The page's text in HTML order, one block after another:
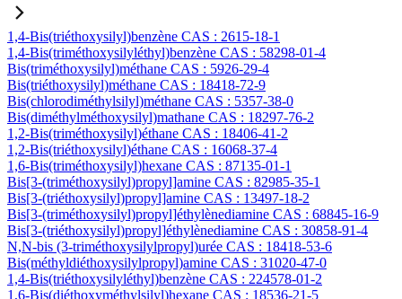
1,4-Bis(triéthoxysilyl)benzène CAS : 2615-18-1
1,4-Bis(triméthoxysilyléthyl)benzène CAS : 58298-01-4
Bis(triméthoxysilyl)méthane CAS : 5926-29-4
Bis(triéthoxysilyl)méthane CAS : 18418-72-9
Bis(chlorodiméthylsilyl)méthane CAS : 5357-38-0
Bis(diméthylméthoxysilyl)mathane CAS : 18297-76-2
1,2-Bis(triméthoxysilyl)éthane CAS : 18406-41-2
1,2-Bis(triéthoxysilyl)éthane CAS : 16068-37-4
1,6-Bis(triméthoxysilyl)hexane CAS : 87135-01-1
Bis[3-(triméthoxysilyl)propyl]amine CAS : 82985-35-1
Bis[3-(triéthoxysilyl)propyl]amine CAS : 13497-18-2
Bis[3-(triméthoxysilyl)propyl]éthylènediamine CAS : 68845-16-9
Bis[3-(triéthoxysilyl)propyl]éthylènediamine CAS : 30858-91-4
N,N-bis (3-triméthoxysilylpropyl)urée CAS : 18418-53-6
Bis(méthyldiéthoxysilylpropyl)amine CAS : 31020-47-0
1,4-Bis(triéthoxysilyléthyl)benzène CAS : 224578-01-2
1,6-Bis(diéthoxyméthylsilyl)hexane CAS : 18536-21-5